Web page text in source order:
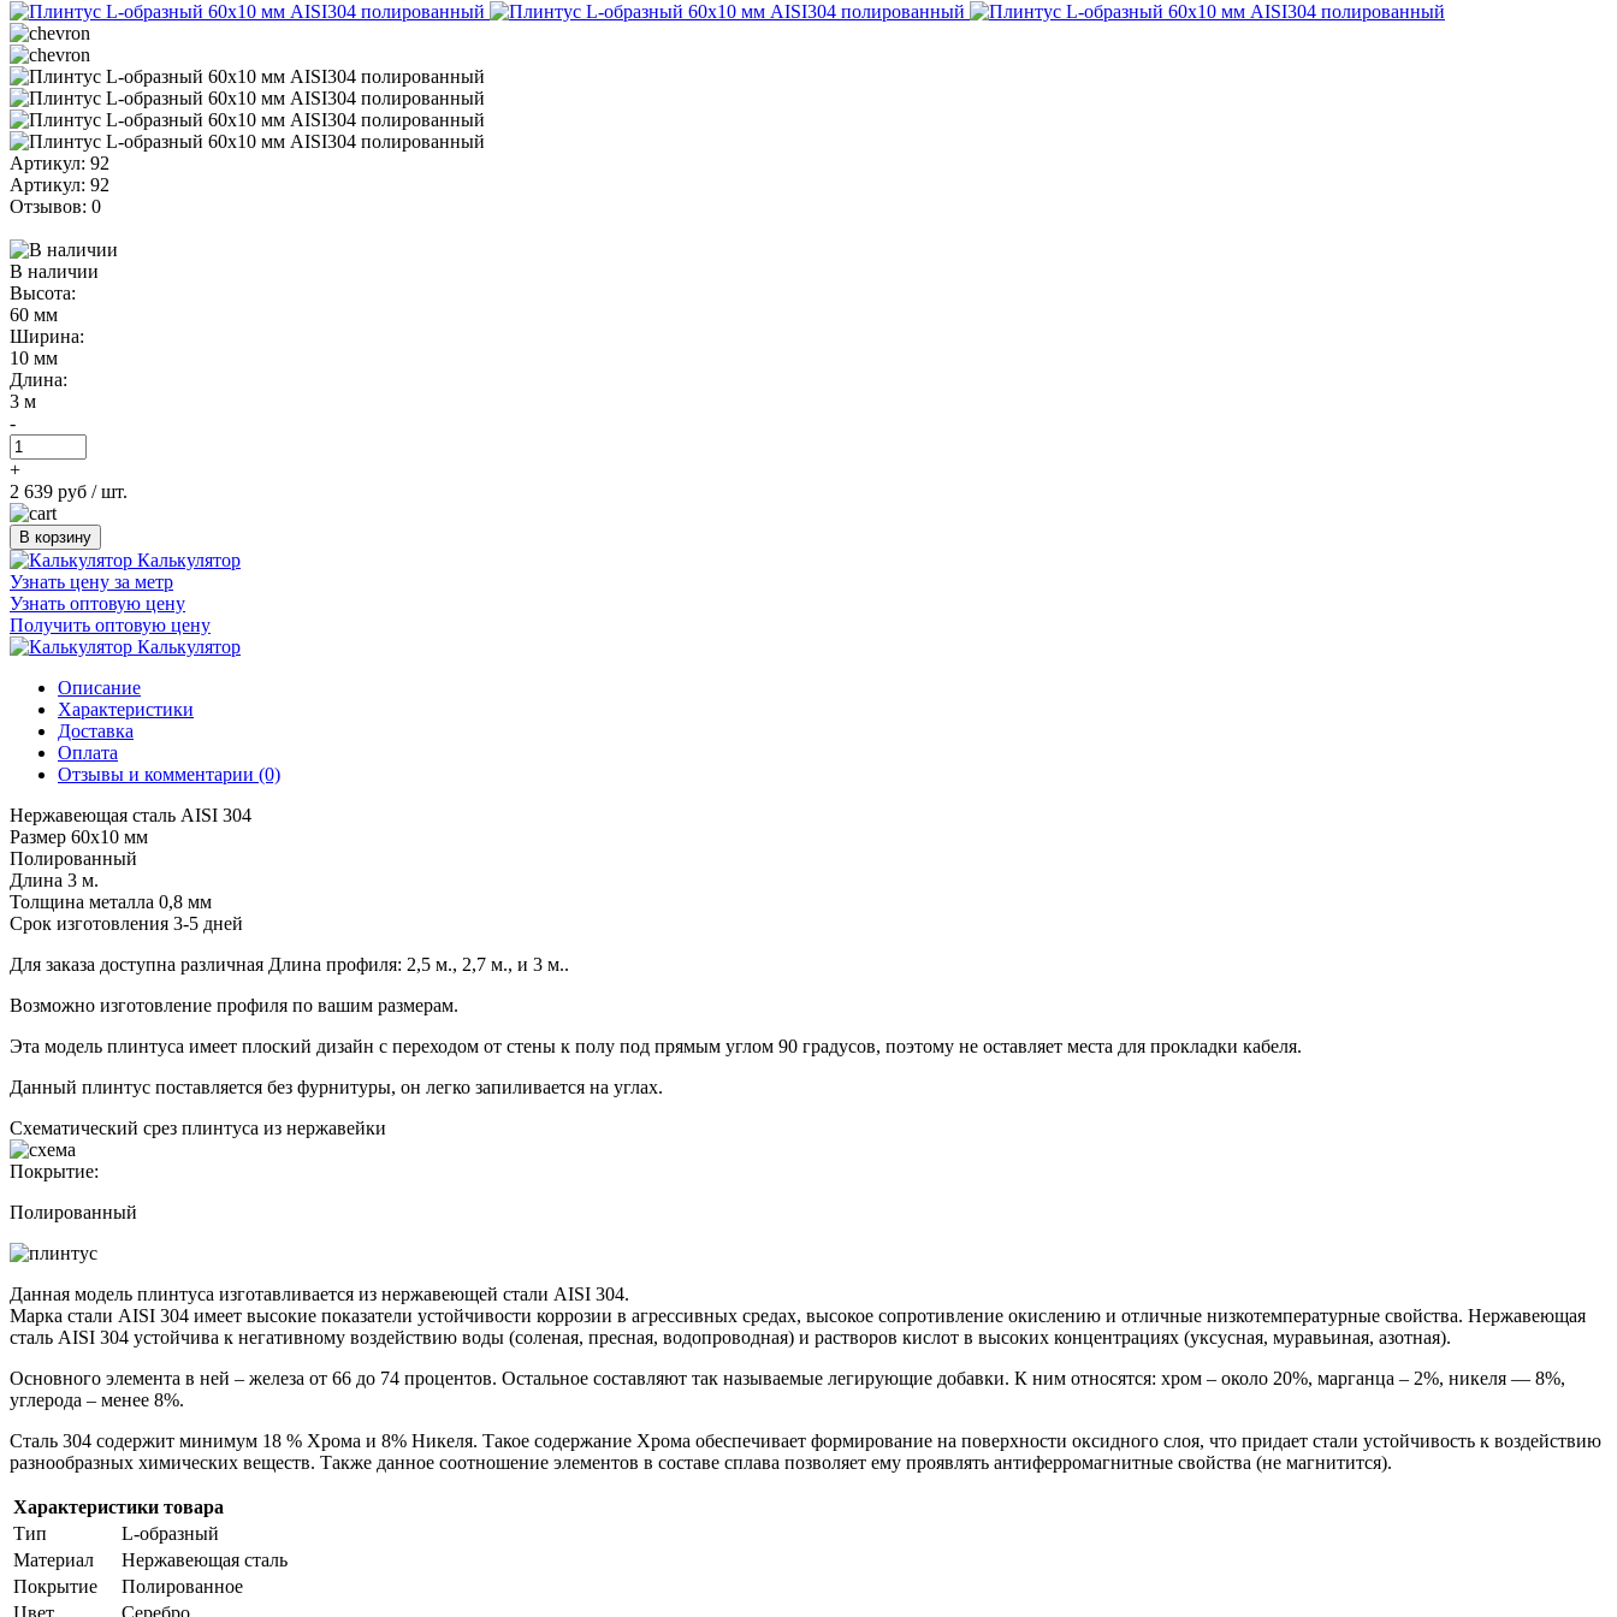
Артикул: 92
Артикул: 92
Отзывов: 0
В наличии
Высота:
60 мм
Ширина:
10 мм
Длина:
3 м
-
+
2 639 руб / шт.
В корзину
Калькулятор
Узнать цену за метр
Узнать оптовую цену
Получить оптовую цену
Калькулятор
Описание
Характеристики
Доставка
Оплата
Отзывы и комментарии (0)
Нержавеющая сталь AISI 304
Размер 60х10 мм
Полированный
Длина 3 м.
Толщина металла 0,8 мм
Срок изготовления 3-5 дней
Для заказа доступна различная Длина профиля: 2,5 м., 2,7 м., и 3 м..
Возможно изготовление профиля по вашим размерам.
Эта модель плинтуса имеет плоский дизайн с переходом от стены к полу под прямым углом 90 градусов, поэтому не оставляет места для прокладки кабеля.
Данный плинтус поставляется без фурнитуры, он легко запиливается на углах.
Схематический срез плинтуса из нержавейки
Покрытие:
Полированный
Данная модель плинтуса изготавливается из нержавеющей стали AISI 304.
Марка стали AISI 304 имеет высокие показатели устойчивости коррозии в агрессивных средах, высокое сопротивление окислению и отличные низкотемпературные свойства. Нержавеющая
сталь AISI 304 устойчива к негативному воздействию воды (соленая, пресная, водопроводная) и растворов кислот в высоких концентрациях (уксусная, муравьиная, азотная).
Основного элемента в ней – железа от 66 до 74 процентов. Остальное составляют так называемые легирующие добавки. К ним относятся: хром – около 20%, марганца – 2%, никеля — 8%,
углерода – менее 8%.
Сталь 304 содержит минимум 18 % Хрома и 8% Никеля. Такое содержание Хрома обеспечивает формирование на поверхности оксидного слоя, что придает стали устойчивость к воздействию
разнообразных химических веществ. Также данное соотношение элементов в составе сплава позволяет ему проявлять антиферромагнитные свойства (не магнитится).
Характеристики товара
Тип
L-образный
Материал
Нержавеющая сталь
Покрытие
Полированное
Цвет
Серебро